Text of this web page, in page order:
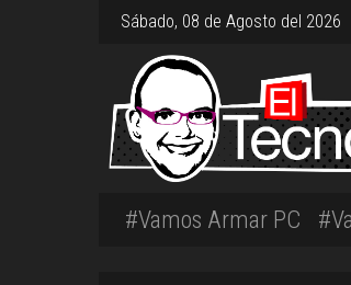
Sábado, 08 de Agosto del 2026
#Vamos Armar PC